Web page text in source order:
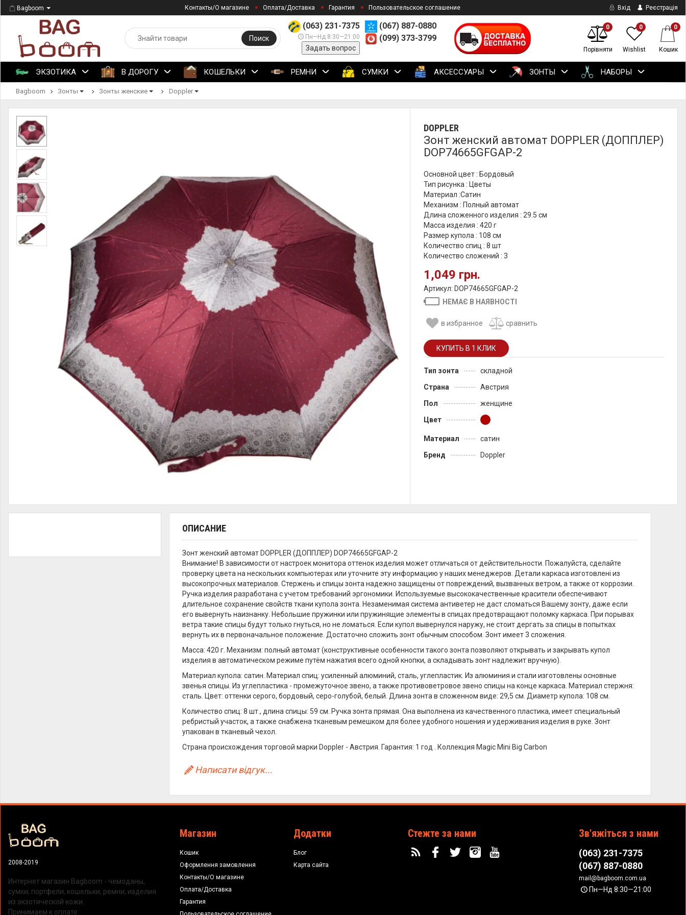
Bagboom Контакты/О магазине Оплата/Доставка Гарантия Пользовательское соглашение Вхід Реєстрація
(063) 231-7375
Пн—Нд 8:30—21:00
Задать вопрос
(067) 887-0880
(099) 373-3799
Поиск
0
Порівняти
0
Wishlist
0
Кошик
ЭКЗОТИКА В ДОРОГУ КОШЕЛЬКИ РЕМНИ СУМКИ АКСЕССУАРЫ ЗОНТЫ НАБОРЫ
Bagboom Зонты Зонты женские Doppler
DOPPLER
Зонт женский автомат DOPPLER (ДОППЛЕР)
DOP74665GFGAP-2
Основной цвет : Бордовый
Тип рисунка : Цветы
Материал :Сатин
Механизм : Полный автомат
Длина сложенного изделия : 29.5 см
Масса изделия : 420 г
Размер купола : 108 см
Количество спиц : 8 шт
Количество сложений : 3
1,049 грн.
Артикул: DOP74665GFGAP-2
НЕМАЄ В НАЯВНОСТІ
в избранное сравнить
Тип зонта
складной
Страна
Австрия
Пол
женщине
Цвет
Материал
сатин
Бренд
Doppler
ОПИСАНИЕ
Зонт женский автомат DOPPLER (ДОППЛЕР) DOP74665GFGAP-2
Внимание! В зависимости от настроек монитора оттенок изделия может отличаться от действительности. Пожалуйста, сделайте
проверку цвета на нескольких компьютерах или уточните эту информацию у наших менеджеров. Детали каркаса изготовлені из
высокопрочных материалов. Стержень и спицы зонта надежно защищены от повреждений, вызванных ветром, а также от коррозии.
Ручка изделия разработана с учетом требований эргономики. Используемые высококачественные красители обеспечивают
длительное сохранение свойств ткани купола зонта. Незаменимая система антиветер не даст сломаться Вашему зонту, даже если
его вывернуть наизнанку. Небольшие пружинки или пружинящие элементы в спицах предотвращают поломку каркаса. При порывах
ветра такие спицы будут только гнуться, но не ломаться. Если купол вывернулся наружу, не стоит дергать за спицы в попытках
вернуть их в первоначальное положение. Достаточно сложить зонт обычным способом. Зонт имеет 3 сложения.
Масса: 420 г. Механизм: полный автомат (конструктивные особенности такого зонта позволяют открывать и закрывать купол
изделия в автоматическом режиме путём нажатия всего одной кнопки, а складывать зонт надлежит вручную).
Материал купола: сатин. Материал спиц: усиленный алюминий, сталь, углепластик. Из алюминия и стали изготовлены основные
звенья спицы. Из углепластика - промежуточное звено, а также противоветровое звено спицы на конце каркаса. Материал стержня:
сталь. Цвет: оттенки серого, бордовый, серо-голубой, белый. Длина зонта в сложенном виде: 29,5 см. Диаметр купола: 108 см.
Количество спиц: 8 шт., длина спицы: 59 см. Ручка зонта прямая. Она выполнена из качественного пластика, имеет специальный
ребристый участок, а также снабжена тканевым ремешком для более удобного ношения и удерживания изделия в руке. Зонт
упакован в тканевый чехол.
Страна происхождения торговой марки Doppler - Австрия. Гарантия: 1 год . Коллекция Magic Mini Big Carbon
Написати відгук...
2008-2019
Интернет магазин Bagboom - чемоданы,
сумки, портфели, кошельки, ремни, изделия
из экзотической кожи.
Принимаем к оплате:
Магазин
Кошик
Оформлення замовлення
Контакты/О магазине
Оплата/Доставка
Гарантия
Додатки
Блог
Карта сайта
Стежте за нами Зв'яжіться з нами
(063) 231-7375
(067) 887-0880
mail@bagboom.com.ua
Пн—Нд 8:30—21:00